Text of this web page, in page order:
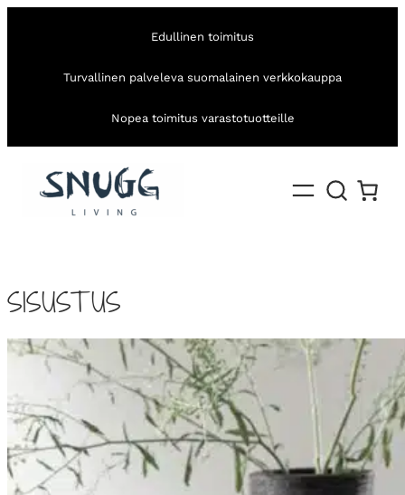
Edullinen toimitus
Turvallinen palveleva suomalainen verkkokauppa
Nopea toimitus varastotuotteille
SISUSTUS